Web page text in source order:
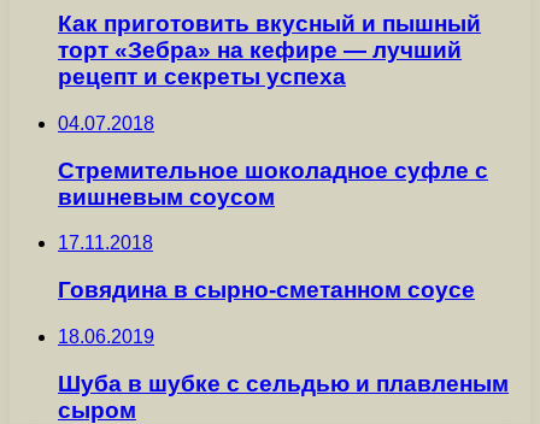
Как приготовить вкусный и пышный
торт «Зебра» на кефире — лучший
рецепт и секреты успеха
04.07.2018
Стремительное шоколадное суфле с
вишневым соусом
17.11.2018
Говядина в сырно-сметанном соусе
18.06.2019
Шуба в шубке с сельдью и плавленым
сыром